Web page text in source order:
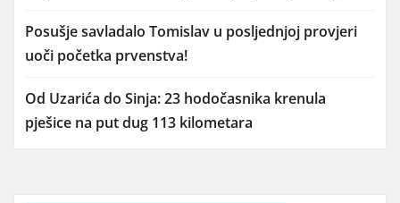
Posušje savladalo Tomislav u posljednjoj provjeri
uoči početka prvenstva!
Od Uzarića do Sinja: 23 hodočasnika krenula
pješice na put dug 113 kilometara